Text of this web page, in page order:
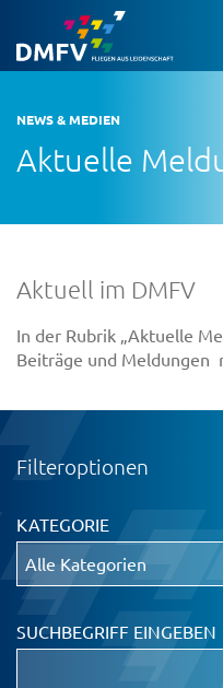
NEWS & MEDIEN
Aktuelle
Aktuell im DMFV
In der Rubrik „Aktuelle
Beiträge und Meldungen
Filteroptionen
KATEGORIE
SUCHBEGRIFF EINGEBEN